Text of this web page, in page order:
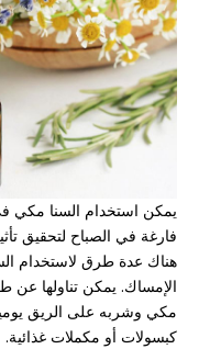
يمكن استخدام السنا
فارغة في الصباح لتحقيق
هناك عدة طرق لاستخدام
الإمساك. يمكن تناولها
مكي وشربه على الريق
كبسولات أو مكملات غذائية.